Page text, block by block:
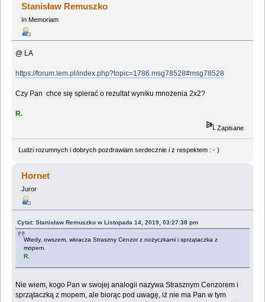
Stanisław Remuszko
In Memoriam
@ LA
https://forum.lem.pl/index.php?topic=1786.msg78528#msg78528
Czy Pan chce się spierać o rezultat wyniku mnożenia 2x2?
R.
Zapisane
Ludzi rozumnych i dobrych pozdrawiam serdecznie i z respektem : - )
Hornet
Juror
Cytat: Stanisław Remuszko w Listopada 14, 2019, 03:27:38 pm
Wtedy, owszem, wkracza Straszny Cenzor z nożyczkami i sprzątaczka z
mopem.
R.
Nie wiem, kogo Pan w swojej analogii nazywa Strasznym Cenzorem i
sprzątaczką z mopem, ale biorąc pod uwagę, iż nie ma Pan w tym